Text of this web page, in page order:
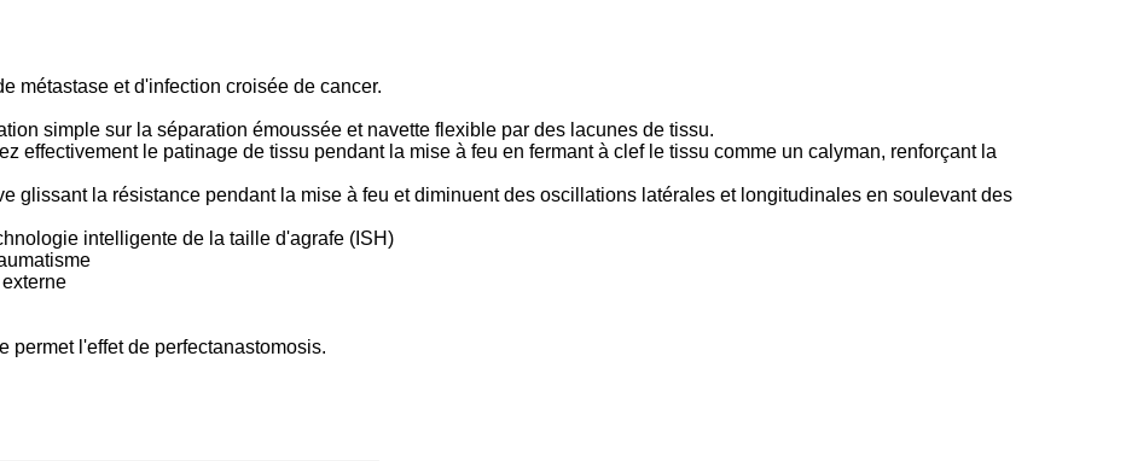
métastase et d'infection croisée de cancer.
simple sur la séparation émoussée et navette flexible par des lacunes de tissu.
effectivement le patinage de tissu pendant la mise à feu en fermant à clef le tissu comme un calyman, renforçant la
glissant la résistance pendant la mise à feu et diminuent des oscillations latérales et longitudinales en soulevant des
intelligente de la taille d'agrafe (ISH)
permet l'effet de perfectanastomosis.